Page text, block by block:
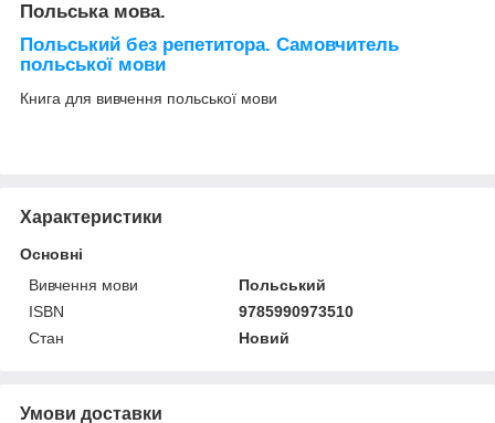
Польська мова.
Польський без репетитора. Самовчитель
польської мови
Книга для вивчення польської мови
Характеристики
Основні
Вивчення мови
Польський
ISBN
9785990973510
Стан
Новий
Умови доставки